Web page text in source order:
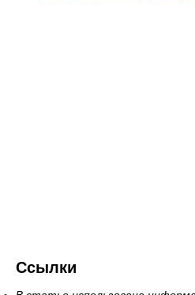
Ссылки